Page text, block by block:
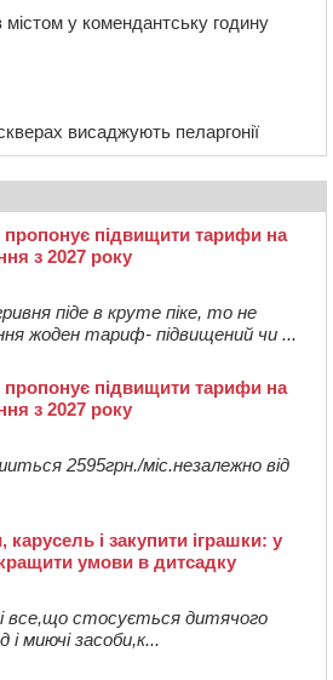
містом у комендантську годину
висаджують пеларгонії
підвищити тарифи на
з 2027 року
піде в круте піке, то не
жоден тариф- підвищений чи ...
підвищити тарифи на
з 2027 року
2595грн./міс.незалежно від
і закупити іграшки: у
умови в дитсадку
і все,що стосується дитячого
і миючі засоби,к...